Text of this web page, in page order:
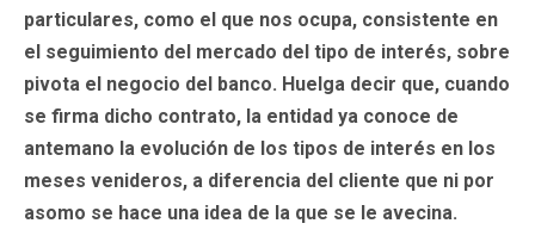
particulares, como el que nos ocupa, consistente en
el seguimiento del mercado del tipo de interés, sobre
pivota el negocio del banco. Huelga decir que, cuando
se firma dicho contrato, la entidad ya conoce de
antemano la evolución de los tipos de interés en los
meses venideros, a diferencia del cliente que ni por
asomo se hace una idea de la que se le avecina.